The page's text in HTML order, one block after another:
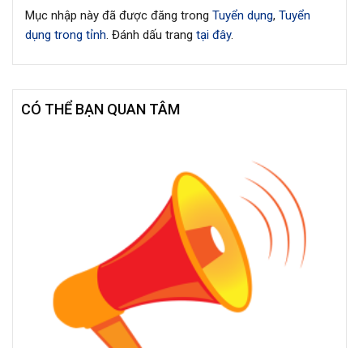
Mục nhập này đã được đăng trong Tuyển dụng, Tuyển
dụng trong tỉnh. Đánh dấu trang tại đây.
CÓ THỂ BẠN QUAN TÂM